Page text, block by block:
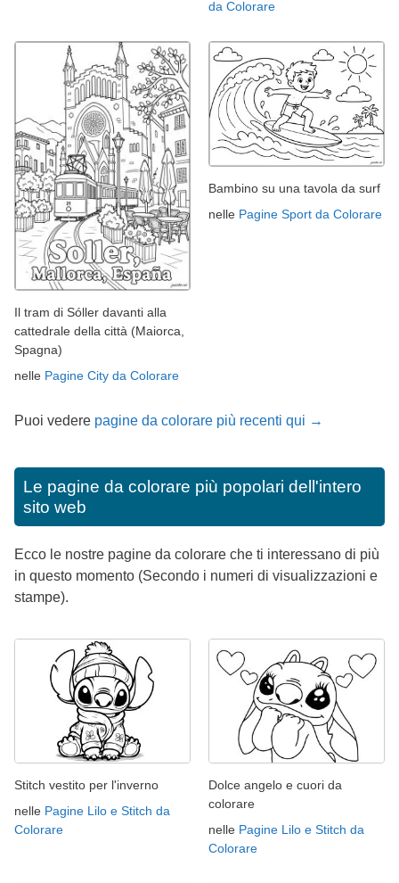
da Colorare
Il tram di Sóller davanti alla
cattedrale della città (Maiorca,
Spagna)
nelle Pagine City da Colorare
Bambino su una tavola da surf
nelle Pagine Sport da Colorare
Puoi vedere pagine da colorare più recenti qui →
Le pagine da colorare più popolari dell'intero
sito web
Ecco le nostre pagine da colorare che ti interessano di più
in questo momento (Secondo i numeri di visualizzazioni e
stampe).
Stitch vestito per l'inverno
nelle Pagine Lilo e Stitch da
Colorare
Dolce angelo e cuori da
colorare
nelle Pagine Lilo e Stitch da
Colorare